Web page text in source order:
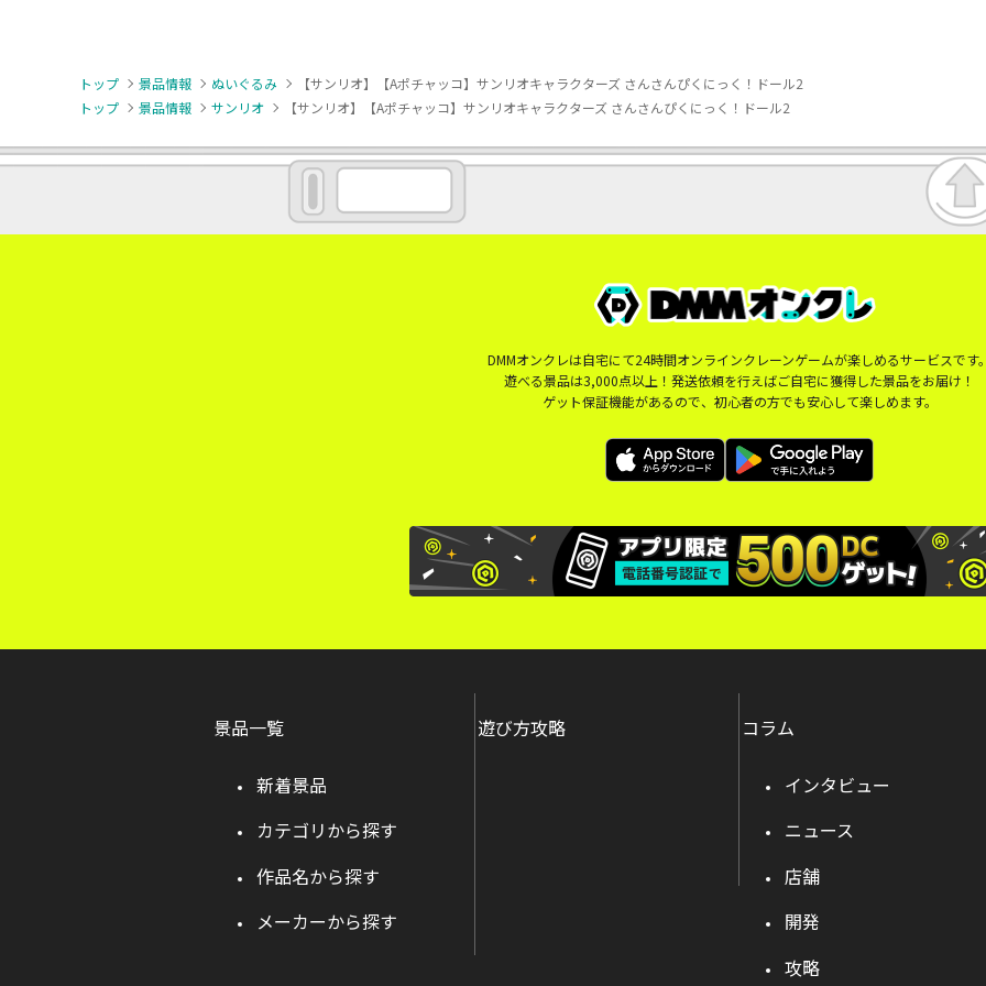
トップ 景品情報 ぬいぐるみ
【サンリオ】【Aポチャッコ】サンリオキャラクターズ さんさんぴくにっく！ドール2
トップ
景品情報 サンリオ 【サンリオ】【Aポチャッコ】サンリオキャラクターズ さんさんぴくにっく！ドール2
DMMオンクレは自宅にて24時間オンラインクレーンゲームが楽しめるサービスです
遊べる景品は3,000点以上！発送依頼を行えばご自宅に獲得した景品をお届け！
ゲット保証機能があるので、初心者の方でも安心して楽しめます。
景品一覧
新着景品
カテゴリから探す
作品名から探す
メーカーから探す
遊び方攻略 コラム
インタビュー
ニュース
店舗
開発
攻略